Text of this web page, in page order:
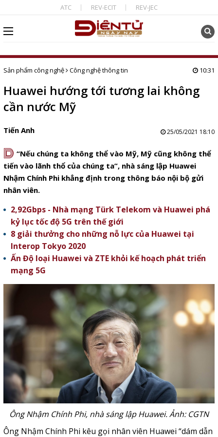
ATC REV-ECIT REV-JEC
Sản phẩm công nghệ Công nghệ thông tin 10:31
Huawei hướng tới tương lai không
cần nước Mỹ
Tiến Anh 25/05/2021 18:10
D “Nếu chúng ta không thể vào Mỹ, Mỹ cũng không thể
tiến vào lãnh thổ của chúng ta”, nhà sáng lập Huawei
Nhậm Chính Phi khẳng định trong thông báo nội bộ gửi
nhân viên.
2,92Gbps - Nhà mạng Türk Telekom và Huawei phá
kỷ lục tốc độ 5G trên thế giới
8 giải thưởng cho những nỗ lực của Huawei tại
Interop Tokyo 2020
Ấn Độ loại Huawei và ZTE khỏi kế hoạch phát triển
mạng 5G
Ông Nhậm Chính Phi, nhà sáng lập Huawei. Ảnh: CGTN
Ông Nhậm Chính Phi kêu gọi nhân viên Huawei “dám dẫn